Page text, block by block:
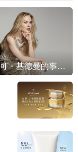
回溯妮可・基德曼的事业轨迹